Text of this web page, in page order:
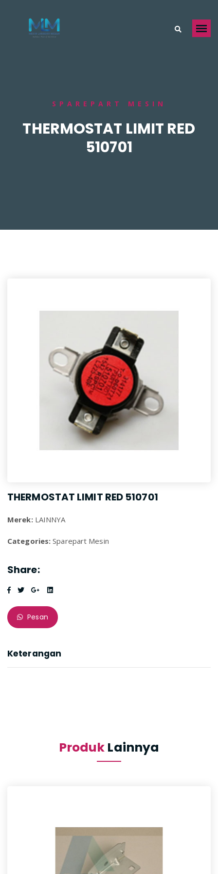
SPAREPART MESIN
THERMOSTAT LIMIT RED
510701
THERMOSTAT LIMIT RED 510701
Merek: LAINNYA
Categories:Sparepart Mesin
Share:
Pesan
Keterangan
Produk Lainnya